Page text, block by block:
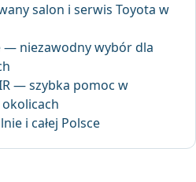
salon i serwis Toyota w
niezawodny wybór dla
— szybka pomoc w
i całej Polsce